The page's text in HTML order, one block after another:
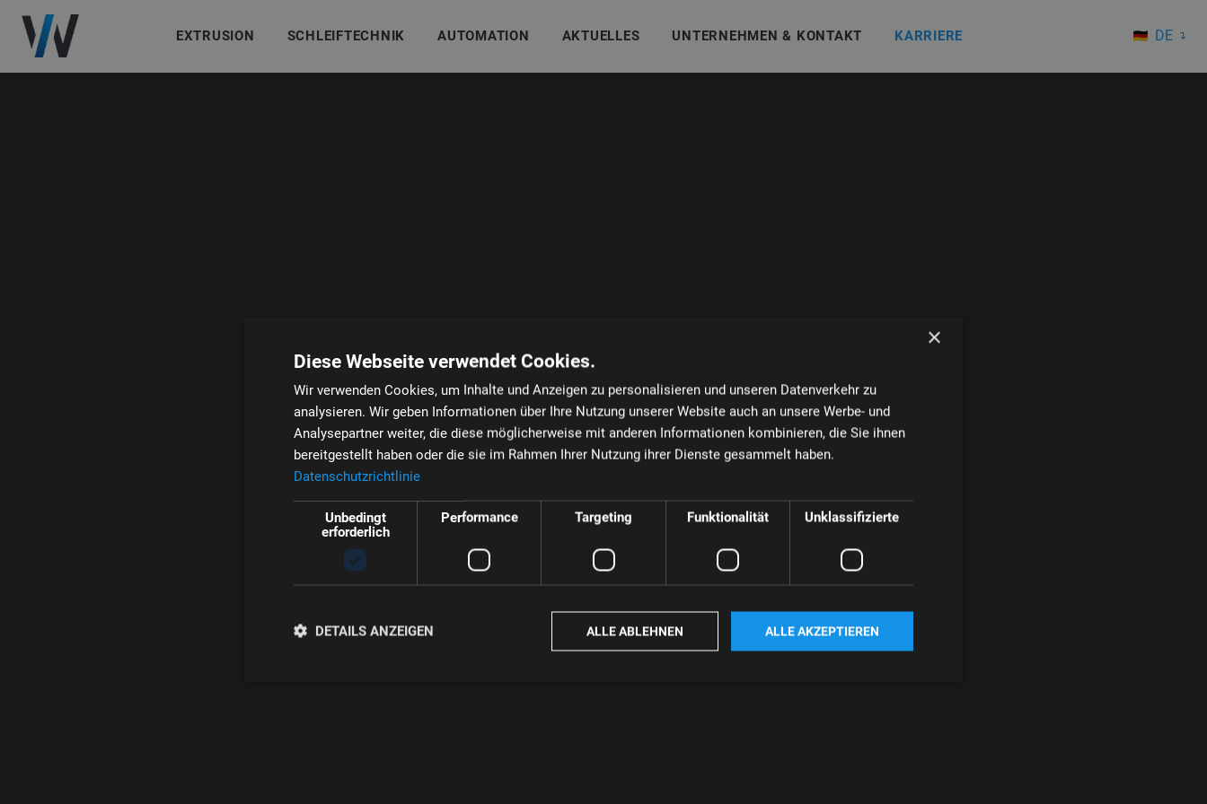
EXTRUSION SCHLEIFTECHNIK AUTOMATION AKTUELLES UNTERNEHMEN & KONTAKT KARRIERE DE
EN
×
Diese Webseite verwendet Cookies.
Wir verwenden Cookies, um Inhalte und Anzeigen zu personalisieren und unseren Datenverkehr zu
analysieren. Wir geben Informationen über Ihre Nutzung unserer Website auch an unsere Werbe- und
Analysepartner weiter, die diese möglicherweise mit anderen Informationen kombinieren, die Sie ihnen
bereitgestellt haben oder die sie im Rahmen Ihrer Nutzung ihrer Dienste gesammelt haben.
Datenschutzrichtlinie
Unbedingt
erforderlich
Performance Targeting Funktionalität Unklassifizierte
ALLE AKZEPTIEREN
ALLE ABLEHNEN
DETAILS ANZEIGEN